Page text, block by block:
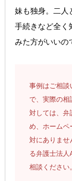
妹も独身。二人
手続きなど全く
みた方がいいの
事例はご相談
で、実際の相
対しては、弁
め、ホームペ
対にありませ
る弁護士法
相談ください。